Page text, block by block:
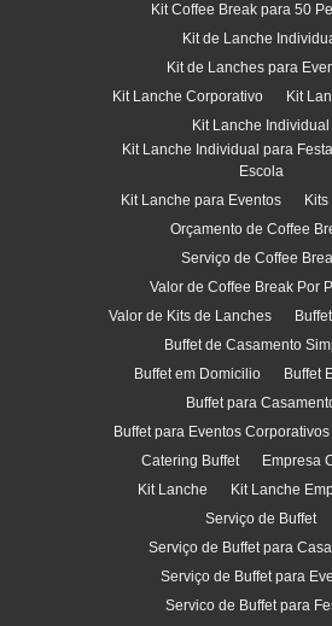
Kit Coffee Break para 50
Kit de Lanche
Kit de Lanches para
Kit Lanche Corporativo
Kit
Kit Lanche Individual
Kit Lanche Individual para
Escola
Kit Lanche para Eventos
Orçamento de Coffee
Serviço de Coffee
Valor de Coffee Break Por
Valor de Kits de Lanches
Buffet de Casamento
Buffet em Domicilio
Buffet
Buffet para
Buffet para Eventos Corporativos
Catering Buffet
Empresa
Kit Lanche
Kit Lanche
Serviço de Buffet
Serviço de Buffet para
Serviço de Buffet para
Servico de Buffet para